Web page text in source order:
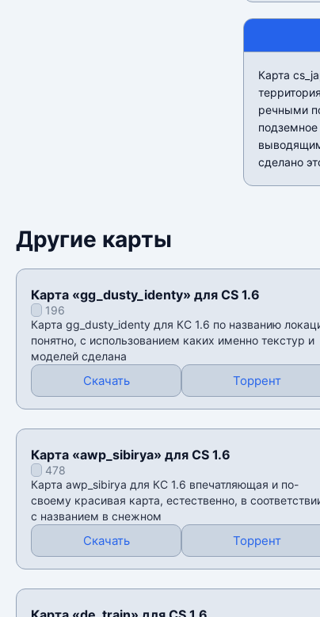
Карта
речными
сделано
Другие карты
Карта «gg_dusty_identy» для CS 1.6
196
Карта gg_dusty_identy для КС 1.6 по названию
понятно, с использованием каких именно текстур и
моделей сделана
Скачать Торрент
Карта «awp_sibirya» для CS 1.6
478
Карта awp_sibirya для КС 1.6 впечатляющая и по-
своему красивая карта, естественно, в
с названием в снежном
Скачать Торрент